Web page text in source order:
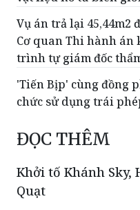
Vụ án trả lại 45,44m2
Cơ quan Thi hành án
trình tự giám đốc
'Tiến Bịp' cùng đồng
chức sử dụng trái
ĐỌC THÊM
Khởi tố Khánh Sky,
Quạt